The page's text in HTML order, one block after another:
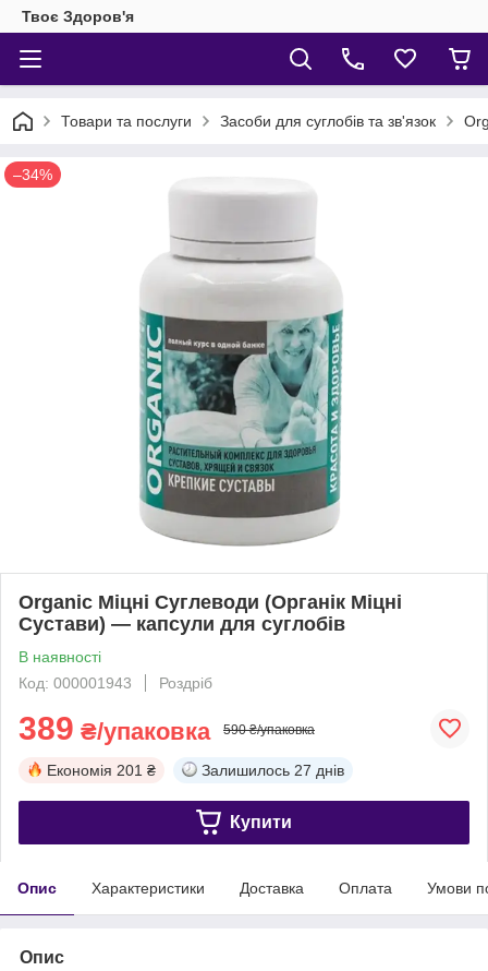
Твоє Здоров'я
Товари та послуги Засоби для суглобів та зв'язок
–34%
Organic Міцні Суглеводи (Органік Міцні
Сустави) — капсули для суглобів
В наявності
Код: 000001943
Роздріб
389 ₴/упаковка 590 ₴/упаковка
Економія 201 ₴ Залишилось 27 днів
Купити
Опис Характеристики Доставка Оплата Умови
Опис